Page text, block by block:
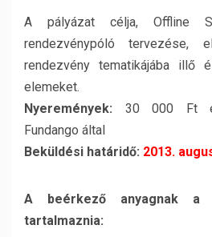
A pályázat célja, Offline
rendezvénypóló tervezése,
rendezvény tematikájába illő
elemeket.
Nyeremények: 30 000 Ft
Fundango által
Beküldési határidő: 2013.
A beérkező anyagnak a
tartalmaznia: